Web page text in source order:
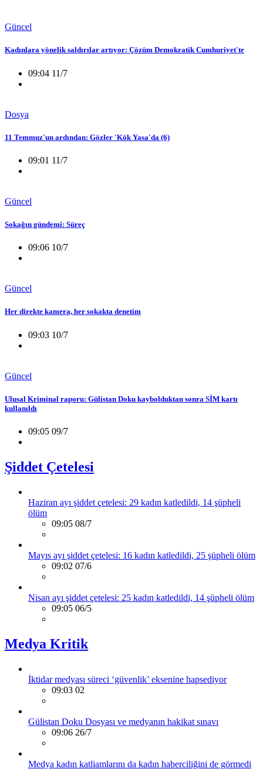
Güncel
Kadınlara yönelik saldırılar artıyor: Çözüm Demokratik Cumhuriyet'te
09:04 11/7
Dosya
11 Temmuz'un ardından: Gözler 'Kök Yasa'da (6)
09:01 11/7
Güncel
Sokağın gündemi: Süreç
09:06 10/7
Güncel
Her direkte kamera, her sokakta denetim
09:03 10/7
Güncel
Ulusal Kriminal raporu: Gülistan Doku kaybolduktan sonra SİM kartı
kullanıldı
09:05 09/7
Şiddet Çetelesi
Haziran ayı şiddet çetelesi: 29 kadın katledildi, 14 şüpheli
ölüm
09:05 08/7
Mayıs ayı şiddet çetelesi: 16 kadın katledildi, 25 şüpheli ölüm
09:02 07/6
Nisan ayı şiddet çetelesi: 25 kadın katledildi, 14 şüpheli ölüm
09:05 06/5
Medya Kritik
İktidar medyası süreci ‘güvenlik’ eksenine hapsediyor
09:03 02
Gülistan Doku Dosyası ve medyanın hakikat sınavı
09:06 26/7
Medya kadın katliamlarını da kadın haberciliğini de görmedi